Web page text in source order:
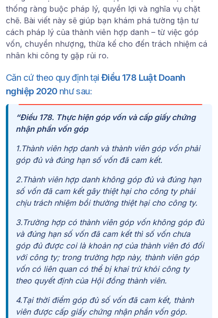
thống ràng buộc pháp lý, quyền lợi và nghĩa vụ chặt
chẽ. Bài viết này sẽ giúp bạn khám phá tường tận tư
cách pháp lý của thành viên hợp danh – từ việc góp
vốn, chuyển nhượng, thừa kế cho đến trách nhiệm cá
nhân khi công ty gặp rủi ro.
Căn cứ theo quy định tại Điều 178 Luật Doanh
nghiệp 2020như sau:
“Điều 178. Thực hiện góp vốn và cấp giấy chứng
nhận phần vốn góp
1.Thành viên hợp danh và thành viên góp vốn phải
góp đủ và đúng hạn số vốn đã cam kết.
2.Thành viên hợp danh không góp đủ và đúng hạn
số vốn đã cam kết gây thiệt hại cho công ty phải
chịu trách nhiệm bồi thường thiệt hại cho công ty.
3.Trường hợp có thành viên góp vốn không góp đủ
và đúng hạn số vốn đã cam kết thì số vốn chưa
góp đủ được coi là khoản nợ của thành viên đó đối
với công ty; trong trường hợp này, thành viên góp
vốn có liên quan có thể bị khai trừ khỏi công ty
theo quyết định của Hội đồng thành viên.
4.Tại thời điểm góp đủ số vốn đã cam kết, thành
viên được cấp giấy chứng nhận phần vốn góp.